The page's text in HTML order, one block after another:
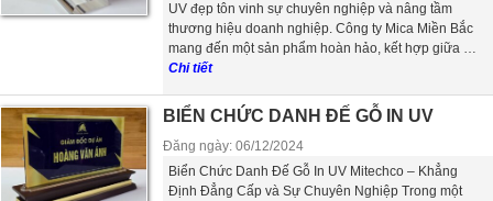
UV đẹp tôn vinh sự chuyên nghiệp và nâng tầm
thương hiệu doanh nghiệp. Công ty Mica Miền Bắc
mang đến một sản phẩm hoàn hảo, kết hợp giữa …
Chi tiết
BIỂN CHỨC DANH ĐẾ GỖ IN UV
Đăng ngày: 06/12/2024
Biển Chức Danh Đế Gỗ In UV Mitechco – Khẳng
Định Đẳng Cấp và Sự Chuyên Nghiệp Trong một